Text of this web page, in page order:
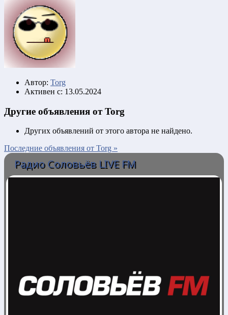
Автор: Torg
Активен с: 13.05.2024
Другие объявления от Torg
Других объявлений от этого автора не найдено.
Последние объявления от Torg »
Радио Соловьёв LIVE FM